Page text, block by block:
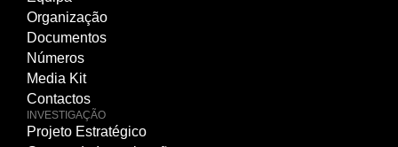
Organização
Documentos
Números
Media Kit
Contactos
INVESTIGAÇÃO
Projeto Estratégico